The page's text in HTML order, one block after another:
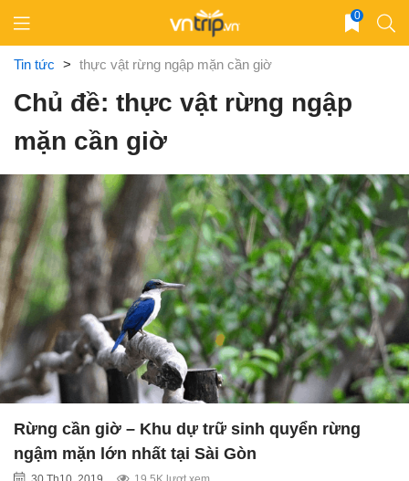
content
0
Tin tức > thực vật rừng ngập mặn cần giờ
Chủ đề: thực vật rừng ngập
mặn cần giờ
Rừng cần giờ – Khu dự trữ sinh quyển rừng
ngậm mặn lớn nhất tại Sài Gòn